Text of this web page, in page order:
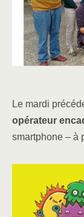
Le mardi
opérateur
smartphone – à